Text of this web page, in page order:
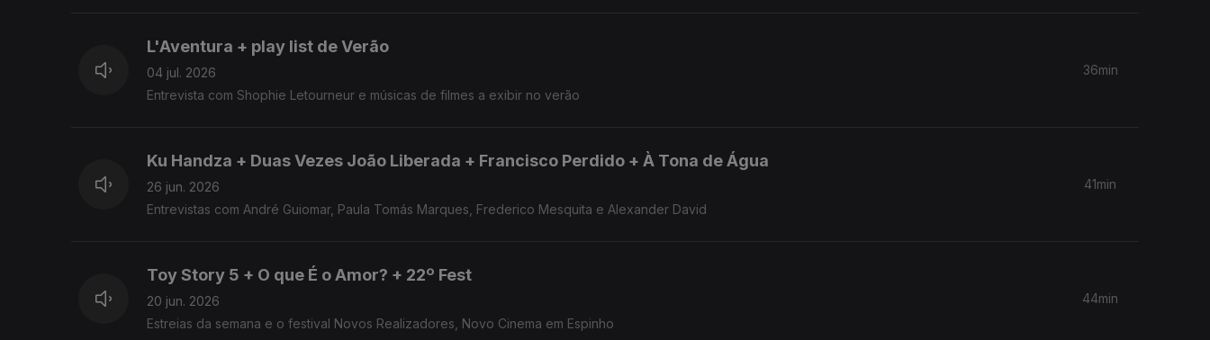
L'Aventura + play list de Verão
04 jul. 2026
Entrevista com Shophie Letourneur e músicas de filmes a exibir no verão
36min
Ku Handza + Duas Vezes João Liberada + Francisco Perdido + À Tona de Água
26 jun. 2026
Entrevistas com André Guiomar, Paula Tomás Marques, Frederico Mesquita e Alexander David
41min
Toy Story 5 + O que É o Amor? + 22º Fest
20 jun. 2026
Estreias da semana e o festival Novos Realizadores, Novo Cinema em Espinho
44min